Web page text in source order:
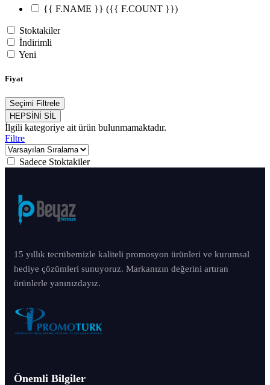
{{ F.NAME }} ({{ F.COUNT }})
Stoktakiler
İndirimli
Yeni
Fiyat
Seçimi Filtrele
HEPSİNİ SİL
İlgili kategoriye ait ürün bulunmamaktadır.
Filtre
Sadece Stoktakiler
15 yıllık tecrübemizle kaliteli promosyon ürünleri ve kurumsal
hediye çözümleri sunuyoruz. Markanızın değerini artıran
ürünlerle yanınızdayız.
Önemli Bilgiler